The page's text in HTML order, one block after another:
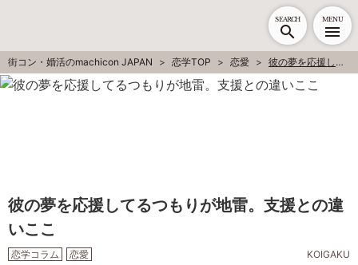
SEARCH MENU
街コン・婚活のmachicon JAPAN 恋学TOP 恋愛 彼の夢を応援してるつもりが地雷。支援との違いここ
彼の夢を応援してるつもりが地雷。支援との違
いここ
恋学コラム 恋愛
KOIGAKU